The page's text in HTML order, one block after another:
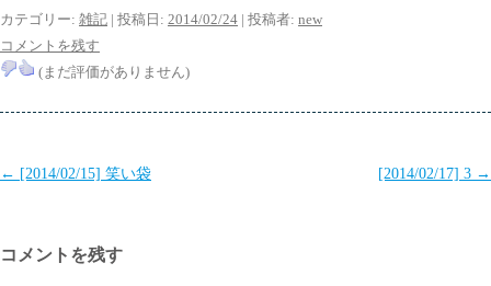
カテゴリー: 雑記 | 投稿日: 2014/02/24 | 投稿者: new
コメントを残す
(まだ評価がありません)
投
ビ
← [2014/02/15] 笑い袋 [2014/02/17] 3 →
コメントを残す